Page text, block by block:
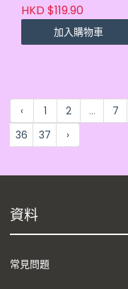
HKD $119.90
加入購物車
‹ 1 2 ... 7
36
37 ›
資料
常見問題